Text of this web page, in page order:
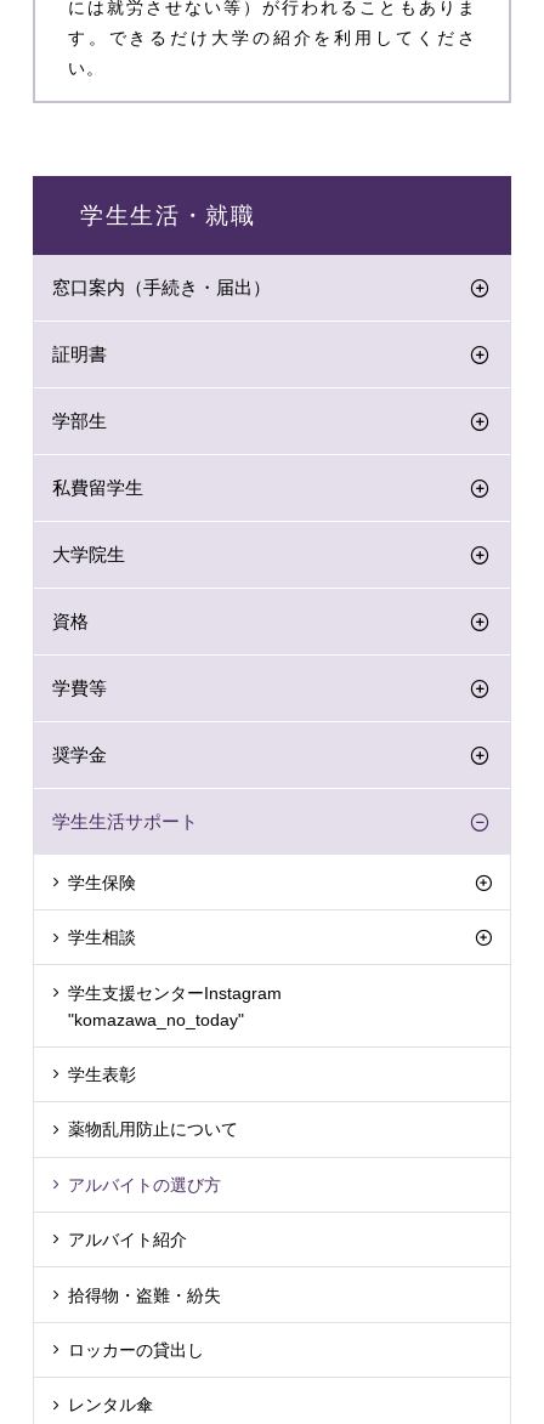
には就労させない等）が行われることもありま
す。できるだけ大学の紹介を利用してくださ
い。
学生生活・就職
窓口案内（手続き・届出）
証明書
学部生
私費留学生
大学院生
資格
学費等
奨学金
学生生活サポート
学生保険
学生相談
学生支援センターInstagram
"komazawa_no_today"
学生表彰
薬物乱用防止について
アルバイトの選び方
アルバイト紹介
拾得物・盗難・紛失
ロッカーの貸出し
レンタル傘